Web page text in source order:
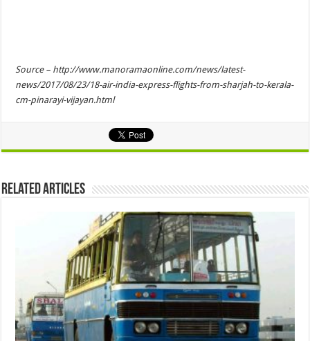
Source – http://www.manoramaonline.com/news/latest-
news/2017/08/23/18-air-india-express-flights-from-sharjah-to-kerala-
cm-pinarayi-vijayan.html
Related Articles